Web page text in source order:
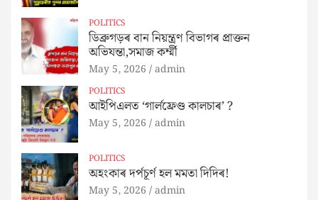
POLITICS
ডিব্ৰুগড়ৰ বান নিয়ন্ত্ৰণ বিভাগৰ প্ৰাক্তন
অভিযন্তা,সমাজ কৰ্ম্মী
May 5, 2026 admin
POLITICS
আইপিএলত ‘গার্লফ্রেণ্ড কালচাৰ’ ?
May 5, 2026 admin
POLITICS
অহংকাৰ দৰ্পচূৰ্ণ হল মমতা দিদিৰ!
May 5, 2026 admin